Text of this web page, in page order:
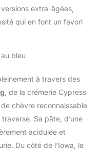
extra-âgées,
qui en font un favori
bleu
à travers des
, de la crémerie Cypress
chèvre reconnaissable
Sa pâte, d’une
acidulée et
Du côté de l’Iowa, le